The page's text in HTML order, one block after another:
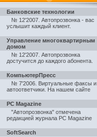
Банковские технологии
№ 12'2007. Автопрозвонка - вас
услышит каждый клиент.
Управление многоквартирным
домом
№ 12'2007. Автопрозвонка
достучится до каждого абонента
КомпьютерПресс
№ 7'2006. Виртуальные факсы и
автоответчики На нашем сайте
PC Magazine
"Автопрозвонка" отмечена
редакцией журнала PC Magazine
SoftSearch